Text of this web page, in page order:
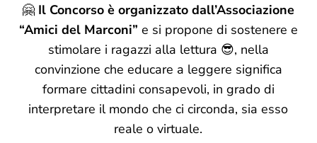
🤗 Il Concorso è organizzato dall’Associazione
“Amici del Marconi” e si propone di sostenere e
stimolare i ragazzi alla lettura 😎, nella
convinzione che educare a leggere significa
formare cittadini consapevoli, in grado di
interpretare il mondo che ci circonda, sia esso
reale o virtuale.